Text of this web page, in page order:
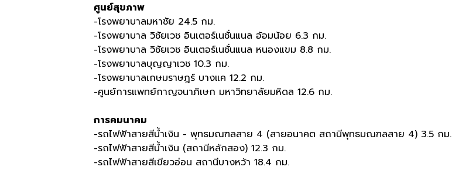
ศูนย์สุขภาพ
-โรงพยาบาลมหาชัย 24.5 กม.
-โรงพยาบาล วิชัยเวช อินเตอร์เนชั่นแนล อ้อมน้อย 6.3 กม.
-โรงพยาบาล วิชัยเวช อินเตอร์เนชั่นแนล หนองแขม 8.8 กม.
-โรงพยาบาลบุญญาเวช 10.3 กม.
-โรงพยาบาลเกษมราษฎร์ บางแค 12.2 กม.
-ศูนย์การแพทย์กาญจนาภิเษก มหาวิทยาลัยมหิดล 12.6 กม.
การคมนาคม
-รถไฟฟ้าสายสีน้ำเงิน - พุทธมณฑลสาย 4 (สายอนาคต สถานีพุทธมณฑลสาย 4) 3.5 กม.
-รถไฟฟ้าสายสีน้ำเงิน (สถานีหลักสอง) 12.3 กม.
-รถไฟฟ้าสายสีเขียวอ่อน สถานีบางหว้า 18.4 กม.